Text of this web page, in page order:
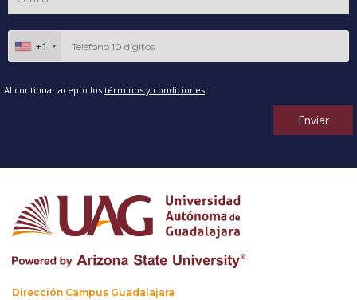
+1
Al continuar acepto los términos y condiciones
Enviar
Dirección Campus Guadalajara